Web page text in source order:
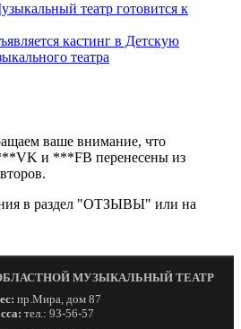
театр готовится к
кастинг в Детскую
театра
ваше внимание, что
и ***FB перенесены из
в раздел "ОТЗЫВЫ" или на
МУЗЫКАЛЬНЫЙ ТЕАТР
пр.Мира, дом 87
тел.: 93-56-57